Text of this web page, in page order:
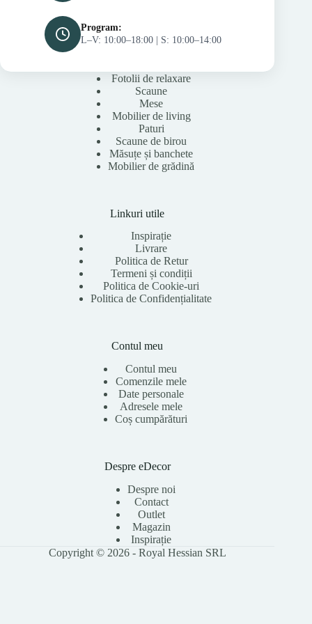
Program:
L–V: 10:00–18:00 | S: 10:00–14:00
Fotolii de relaxare
Scaune
Mese
Mobilier de living
Paturi
Scaune de birou
Măsuțe și banchete
Mobilier de grădină
Linkuri utile
Inspirație
Livrare
Politica de Retur
Termeni și condiții
Politica de Cookie-uri
Politica de Confidențialitate
Contul meu
Contul meu
Comenzile mele
Date personale
Adresele mele
Coș cumpărături
Despre eDecor
Despre noi
Contact
Outlet
Magazin
Inspirație
Copyright © 2026 - Royal Hessian SRL